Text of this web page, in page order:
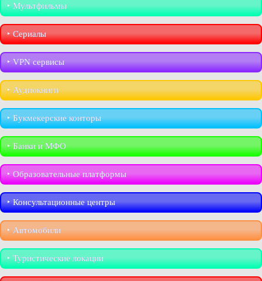
‣︎ Мультфильмы
‣︎ Сериалы
‣︎ VPN сервисы
‣︎ Аудиокниги
‣︎ Букмекерские конторы
‣︎ Банки и МФО
‣︎ Образовательные платформы
‣︎ Консультационные центры
‣︎ Автомобили
‣︎ Туристические локации